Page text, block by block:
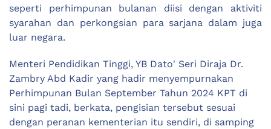
seperti perhimpunan bulanan diisi dengan aktiviti
syarahan dan perkongsian para sarjana dalam juga
luar negara.
Menteri Pendidikan Tinggi, YB Dato' Seri Diraja Dr.
Zambry Abd Kadir yang hadir menyempurnakan
Perhimpunan Bulan September Tahun 2024 KPT di
sini pagi tadi, berkata, pengisian tersebut sesuai
dengan peranan kementerian itu sendiri, di samping